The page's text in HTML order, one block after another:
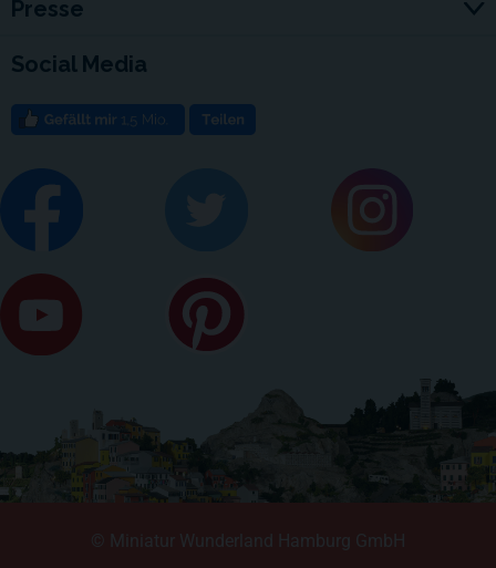
Presse
Social Media
© Miniatur Wunderland Hamburg GmbH